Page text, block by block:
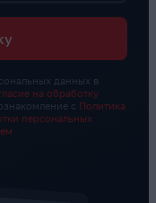
данных в
на обработку
с Политика
персональных